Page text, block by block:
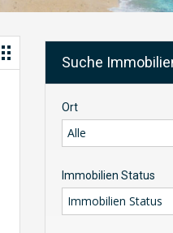
Suche
Ort
Alle
Immobilien Status
Immobilien Status